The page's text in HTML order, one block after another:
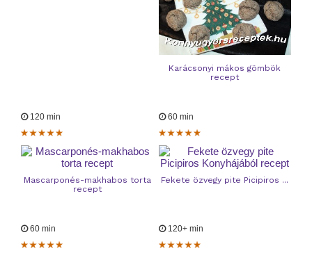
Karácsonyi mákos gömbök
recept
120 min
Mascarponés-makhabos torta
recept
60 min
Fekete özvegy pite Picipiros ...
60 min 120+ min